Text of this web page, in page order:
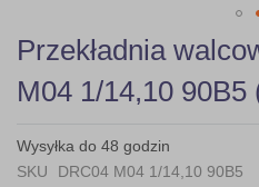
Skip
to
the
beginning
the
images
Przekładnia
M04 1/14,10
Wysyłka do 48 godzin
SKU
DRC04 M04 1/14,10 90B5